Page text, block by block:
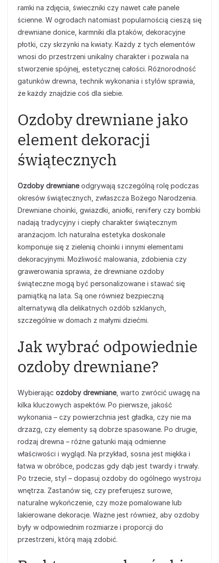
ramki na zdjęcia, świeczniki czy nawet całe panele
ścienne. W ogrodach natomiast popularnością cieszą się
drewniane donice, karmniki dla ptaków, dekoracyjne
płotki, czy skrzynki na kwiaty. Każdy z tych elementów
wnosi do przestrzeni unikalny charakter i pozwala na
stworzenie spójnej, estetycznej całości. Różnorodność
gatunków drewna, technik wykonania i stylów sprawia,
że każdy znajdzie coś dla siebie.
Ozdoby drewniane jako
element dekoracji
świątecznych
Ozdoby drewnianeodgrywają szczególną rolę podczas
okresów świątecznych, zwłaszcza Bożego Narodzenia.
Drewniane choinki, gwiazdki, aniołki, renifery czy bombki
nadają tradycyjny i ciepły charakter świątecznym
aranżacjom. Ich naturalna estetyka doskonale
komponuje się z zielenią choinki i innymi elementami
dekoracyjnymi. Możliwość malowania, zdobienia czy
grawerowania sprawia, że drewniane ozdoby
świąteczne mogą być personalizowane i stawać się
pamiątką na lata. Są one również bezpieczną
alternatywą dla delikatnych ozdób szklanych,
szczególnie w domach z małymi dziećmi.
Jak wybrać odpowiednie
ozdoby drewniane?
Wybierając ozdoby drewniane, warto zwrócić uwagę na
kilka kluczowych aspektów. Po pierwsze, jakość
wykonania – czy powierzchnia jest gładka, czy nie ma
drzazg, czy elementy są dobrze spasowane. Po drugie,
rodzaj drewna – różne gatunki mają odmienne
właściwości i wygląd. Na przykład, sosna jest miękka i
łatwa w obróbce, podczas gdy dąb jest twardy i trwały.
Po trzecie, styl – dopasuj ozdoby do ogólnego wystroju
wnętrza. Zastanów się, czy preferujesz surowe,
naturalne wykończenie, czy może pomalowane lub
lakierowane dekoracje. Ważne jest również, aby ozdoby
były w odpowiednim rozmiarze i proporcji do
przestrzeni, którą mają zdobić.